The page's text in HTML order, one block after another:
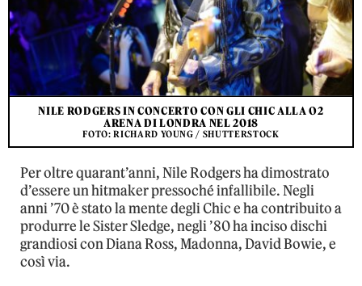
NILE RODGERS IN CONCERTO CON GLI CHIC ALLA O2
ARENA DI LONDRA NEL 2018
FOTO: RICHARD YOUNG / SHUTTERSTOCK
Per oltre quarant’anni, Nile Rodgers ha dimostrato
d’essere un hitmaker pressoché infallibile. Negli
anni ’70 è stato la mente degli Chic e ha contribuito a
produrre le Sister Sledge, negli ’80 ha inciso dischi
grandiosi con Diana Ross, Madonna, David Bowie, e
così via.